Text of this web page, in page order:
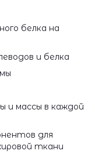
белка на
и белка
и массы в каждой
для
ткани